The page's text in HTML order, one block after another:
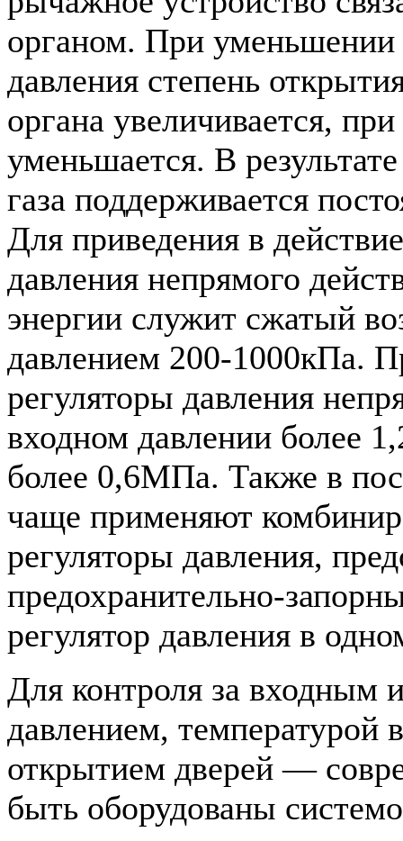
органом. При уменьшении
давления степень
органа увеличивается,
уменьшается. В
газа поддерживается
Для приведения в
давления непрямого
энергии служит сжатый
давлением 200-1000кПа.
регуляторы давления
входном давлении более
более 0,6МПа. Также в
чаще применяют
регуляторы давления,
предохранительно-
регулятор давления в
Для контроля за входным
давлением, температурой
открытием дверей —
быть оборудованы